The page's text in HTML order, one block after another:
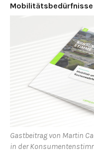
Gastbeitrag von Martin
in der